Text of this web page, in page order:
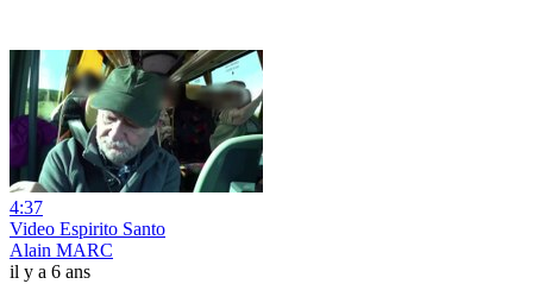
4:37
Video Espirito Santo
Alain MARC
il y a 6 ans